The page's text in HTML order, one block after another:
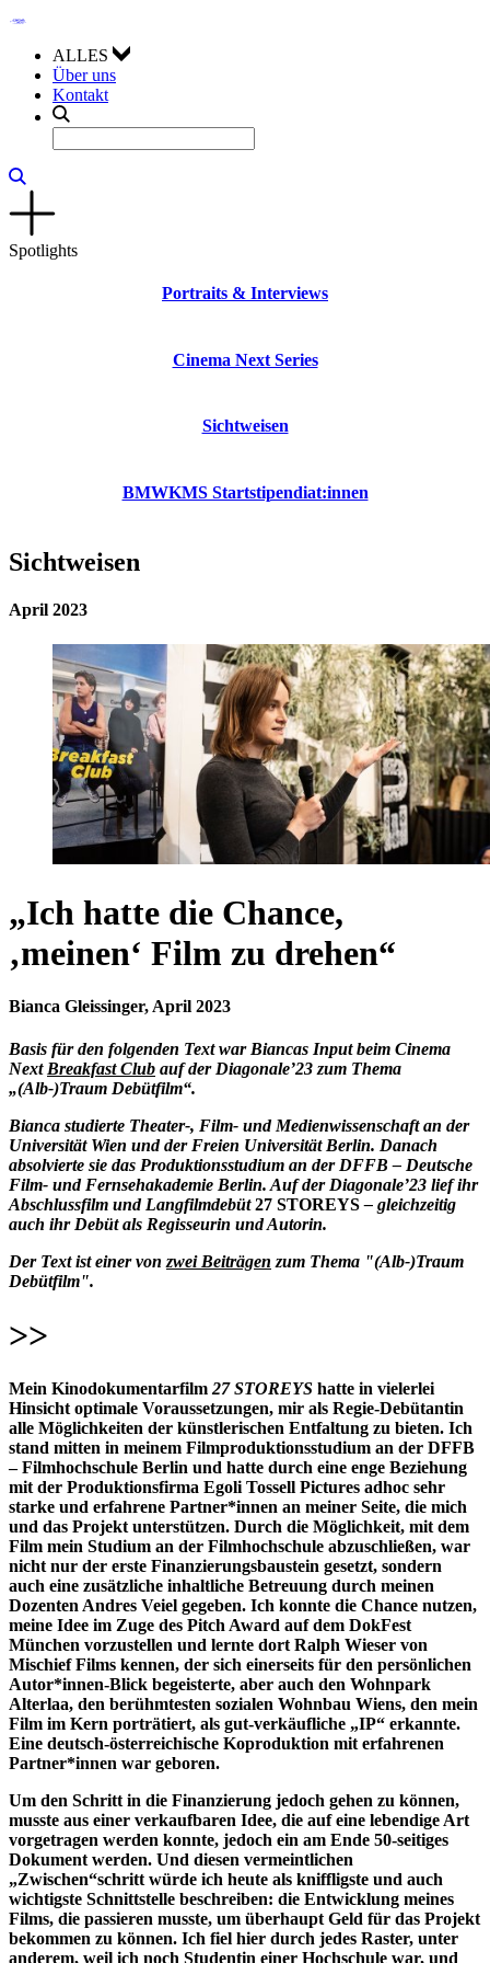
ALLES
Über uns
Kontakt
Spotlights
Portraits & Interviews
Cinema Next Series
Sichtweisen
BMWKMS Startstipendiat:innen
Sichtweisen
April 2023
„Ich hatte die Chance,
‚meinen‘ Film zu drehen“
Bianca Gleissinger, April 2023
Basis für den folgenden Text war Biancas Input beim Cinema
Next Breakfast Club auf der Diagonale’23 zum Thema
„(Alb-)Traum Debütfilm“.
Bianca studierte Theater-, Film- und Medienwissenschaft an der
Universität Wien und der Freien Universität Berlin. Danach
absolvierte sie das Produktionsstudium an der DFFB – Deutsche
Film- und Fernsehakademie Berlin. Auf der Diagonale’23 lief ihr
Abschlussfilm und Langfilmdebüt27 STOREYS– gleichzeitig
auch ihr Debüt als Regisseurin und Autorin.
Der Text ist einer von zwei Beiträgen zum Thema "(Alb-)Traum
Debütfilm".
>>
Mein Kinodokumentarfilm 27 STOREYS hatte in vielerlei
Hinsicht optimale Voraussetzungen, mir als Regie-Debütantin
alle Möglichkeiten der künstlerischen Entfaltung zu bieten. Ich
stand mitten in meinem Filmproduktionsstudium an der DFFB
– Filmhochschule Berlin und hatte durch eine enge Beziehung
mit der Produktionsfirma Egoli Tossell Pictures adhoc sehr
starke und erfahrene Partner*innen an meiner Seite, die mich
und das Projekt unterstützen. Durch die Möglichkeit, mit dem
Film mein Studium an der Filmhochschule abzuschließen, war
nicht nur der erste Finanzierungsbaustein gesetzt, sondern
auch eine zusätzliche inhaltliche Betreuung durch meinen
Dozenten Andres Veiel gegeben. Ich konnte die Chance nutzen,
meine Idee im Zuge des Pitch Award auf dem DokFest
München vorzustellen und lernte dort Ralph Wieser von
Mischief Films kennen, der sich einerseits für den persönlichen
Autor*innen-Blick begeisterte, aber auch den Wohnpark
Alterlaa, den berühmtesten sozialen Wohnbau Wiens, den mein
Film im Kern porträtiert, als gut-verkäufliche „IP“ erkannte.
Eine deutsch-österreichische Koproduktion mit erfahrenen
Partner*innen war geboren.
Um den Schritt in die Finanzierung jedoch gehen zu können,
musste aus einer verkaufbaren Idee, die auf eine lebendige Art
vorgetragen werden konnte, jedoch ein am Ende 50-seitiges
Dokument werden. Und diesen vermeintlichen
„Zwischen“schritt würde ich heute als kniffligste und auch
wichtigste Schnittstelle beschreiben: die Entwicklung meines
Films, die passieren musste, um überhaupt Geld für das Projekt
bekommen zu können. Ich fiel hier durch jedes Raster, unter
anderem, weil ich noch Studentin einer Hochschule war, und